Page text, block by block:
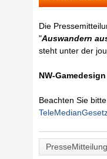
Die
"Auswandern
steht unter der
NW-
Beachten Sie